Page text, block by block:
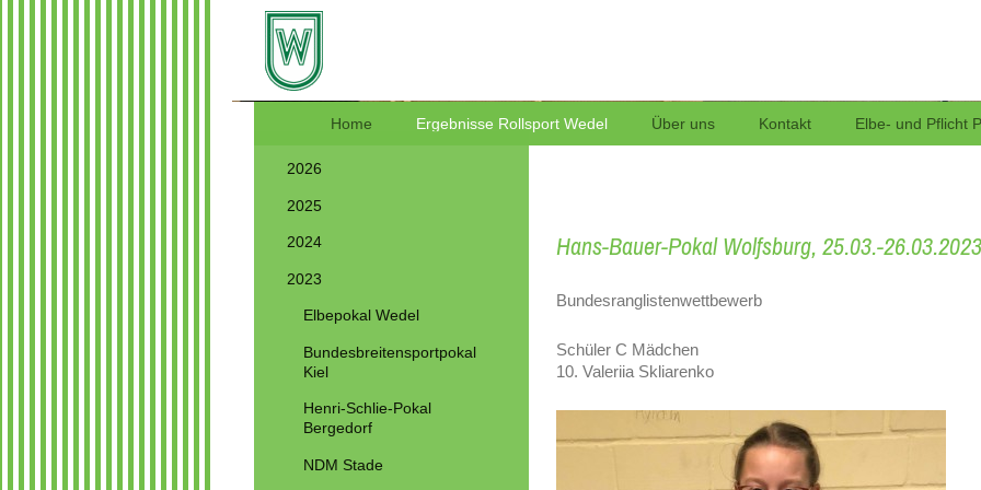
Home Ergebnisse Rollsport Wedel Über uns Kontakt Elbe- und Pflicht
Hans-Bauer-Pokal Wolfsburg, 25.03.-26.03.2023
Bundesranglistenwettbewerb
Schüler C Mädchen
10. Valeriia Skliarenko
2026
2025
2024
2023
Elbepokal Wedel
Bundesbreitensportpokal
Kiel
Henri-Schlie-Pokal
Bergedorf
NDM Stade